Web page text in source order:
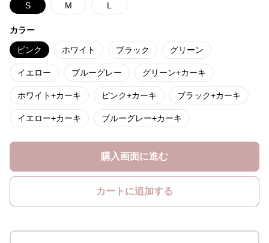
S M L
カラー
ピンク ホワイト ブラック グリーン
イエロー ブルーグレー グリーン+カーキ
ホワイト+カーキ ピンク+カーキ ブラック+カーキ
イエロー+カーキ ブルーグレー+カーキ
購入画面に進む
カートに追加する